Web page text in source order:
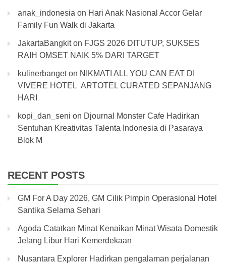
anak_indonesia on Hari Anak Nasional Accor Gelar
Family Fun Walk di Jakarta
JakartaBangkiton FJGS 2026 DITUTUP, SUKSES
RAIH OMSET NAIK 5% DARI TARGET
kulinerbangeton NIKMATI ALL YOU CAN EAT DI
VIVERE HOTEL ARTOTEL CURATED SEPANJANG
HARI
kopi_dan_seni on Djournal Monster Cafe Hadirkan
Sentuhan Kreativitas Talenta Indonesia di Pasaraya
Blok M
RECENT POSTS
GM For A Day 2026, GM Cilik Pimpin Operasional Hotel
Santika Selama Sehari
Agoda Catatkan Minat Kenaikan Minat Wisata Domestik
Jelang Libur Hari Kemerdekaan
Nusantara Explorer Hadirkan pengalaman perjalanan